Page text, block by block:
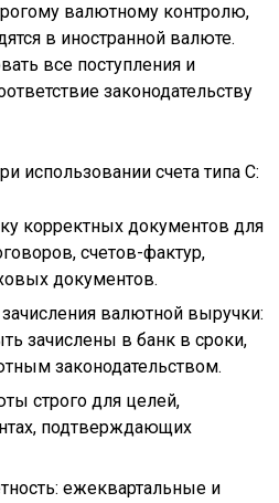
валютному контролю,
в иностранной валюте.
все поступления и
законодательству
использовании счета типа С:
корректных документов для
счетов-фактур,
документов.
валютной выручки:
зачислены в банк в сроки,
законодательством.
строго для целей,
подтверждающих
ежеквартальные и